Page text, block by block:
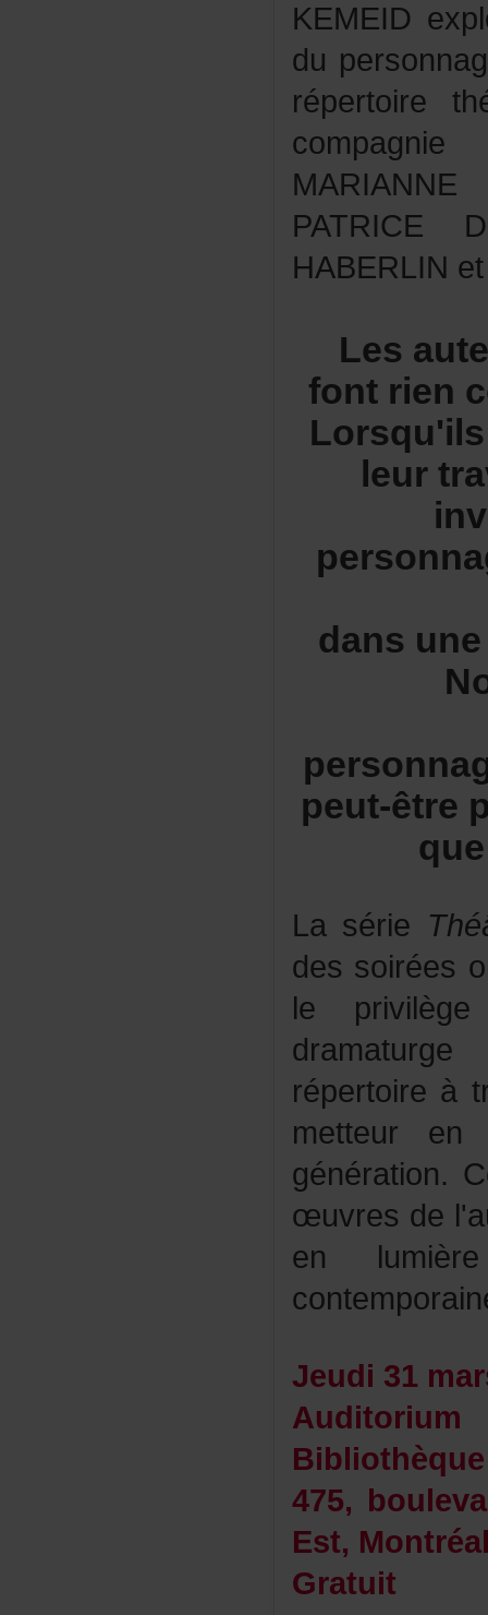
peut-
Lasérie
Bibliothèque
Gratuit